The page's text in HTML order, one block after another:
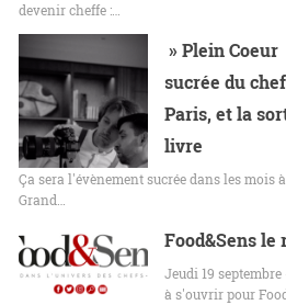
devenir cheffe :…
» Plein
sucrée du
Paris, et la
livre
Ça sera l'évènement sucrée dans les mois
Grand…
Food&Sens le
Jeudi 19
à s'ouvrir pour